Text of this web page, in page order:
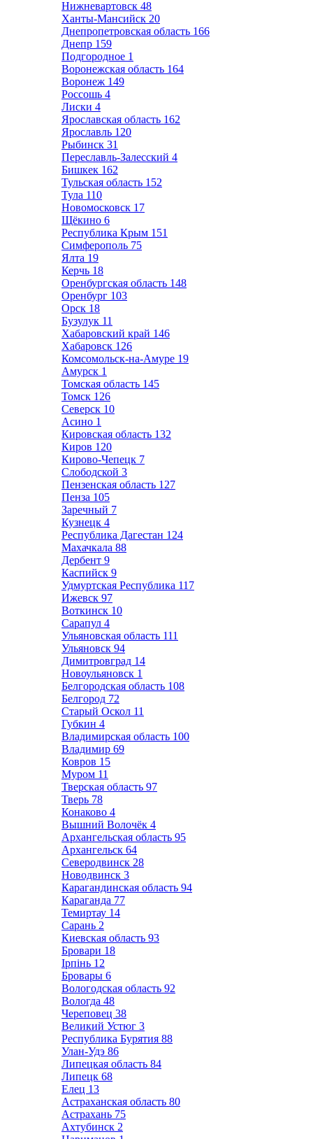
Нижневартовск 48
Ханты-Мансийск 20
Днепропетровская область 166
Днепр 159
Подгородное 1
Воронежская область 164
Воронеж 149
Россошь 4
Лиски 4
Ярославская область 162
Ярославль 120
Рыбинск 31
Переславль-Залесский 4
Бишкек 162
Тульская область 152
Тула 110
Новомосковск 17
Щёкино 6
Республика Крым 151
Симферополь 75
Ялта 19
Керчь 18
Оренбургская область 148
Оренбург 103
Орск 18
Бузулук 11
Хабаровский край 146
Хабаровск 126
Комсомольск-на-Амуре 19
Амурск 1
Томская область 145
Томск 126
Северск 10
Асино 1
Кировская область 132
Киров 120
Кирово-Чепецк 7
Слободской 3
Пензенская область 127
Пенза 105
Заречный 7
Кузнецк 4
Республика Дагестан 124
Махачкала 88
Дербент 9
Каспийск 9
Удмуртская Республика 117
Ижевск 97
Воткинск 10
Сарапул 4
Ульяновская область 111
Ульяновск 94
Димитровград 14
Новоульяновск 1
Белгородская область 108
Белгород 72
Старый Оскол 11
Губкин 4
Владимирская область 100
Владимир 69
Ковров 15
Муром 11
Тверская область 97
Тверь 78
Конаково 4
Вышний Волочёк 4
Архангельская область 95
Архангельск 64
Северодвинск 28
Новодвинск 3
Карагандинская область 94
Караганда 77
Темиртау 14
Сарань 2
Киевская область 93
Бровари 18
Ірпінь 12
Бровары 6
Вологодская область 92
Вологда 48
Череповец 38
Великий Устюг 3
Республика Бурятия 88
Улан-Удэ 86
Липецкая область 84
Липецк 68
Елец 13
Астраханская область 80
Астрахань 75
Ахтубинск 2